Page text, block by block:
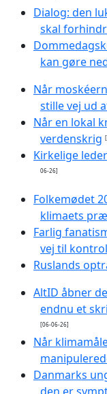
Dialog: den
skal
kan gøre
Når
stille vej ud
Når en lokal
verdenskrig
Kirkelige
06-26]
Folkemødet
klimaets
Farlig
vej til
Ruslands
AltID åbner
endnu et
[06-06-26]
Når
Danmarks